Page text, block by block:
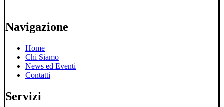
Navigazione
Home
Chi Siamo
News ed Eventi
Contatti
Servizi